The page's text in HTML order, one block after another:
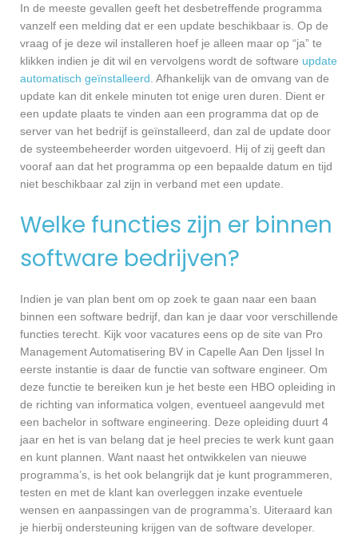
In de meeste gevallen geeft het desbetreffende programma
vanzelf een melding dat er een update beschikbaar is. Op de
vraag of je deze wil installeren hoef je alleen maar op “ja” te
klikken indien je dit wil en vervolgens wordt de software update
automatisch geïnstalleerd . Afhankelijk van de omvang van de
update kan dit enkele minuten tot enige uren duren. Dient er
een update plaats te vinden aan een programma dat op de
server van het bedrijf is geïnstalleerd, dan zal de update door
de systeembeheerder worden uitgevoerd. Hij of zij geeft dan
vooraf aan dat het programma op een bepaalde datum en tijd
niet beschikbaar zal zijn in verband met een update.
Welke functies zijn er binnen
software bedrijven?
Indien je van plan bent om op zoek te gaan naar een baan
binnen een software bedrijf, dan kan je daar voor verschillende
functies terecht. Kijk voor vacatures eens op de site van Pro
Management Automatisering BV in Capelle Aan Den Ijssel In
eerste instantie is daar de functie van software engineer. Om
deze functie te bereiken kun je het beste een HBO opleiding in
de richting van informatica volgen, eventueel aangevuld met
een bachelor in software engineering. Deze opleiding duurt 4
jaar en het is van belang dat je heel precies te werk kunt gaan
en kunt plannen. Want naast het ontwikkelen van nieuwe
programma’s, is het ook belangrijk dat je kunt programmeren,
testen en met de klant kan overleggen inzake eventuele
wensen en aanpassingen van de programma’s. Uiteraard kan
je hierbij ondersteuning krijgen van de software developer.